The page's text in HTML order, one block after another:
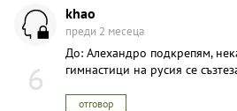
6
khao
преди 2 месеца
До: Aлexaндpo подкрепям,
гимнастици на русия се
отговор